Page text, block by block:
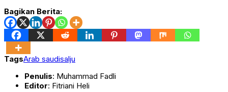
Bagikan Berita:
TagsArab saudisalju
Penulis: Muhammad Fadli
Editor: Fitriani Heli